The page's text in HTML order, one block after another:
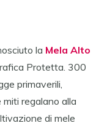
la Mela Alto
Protetta. 300
primaverili,
regalano alla
di mele